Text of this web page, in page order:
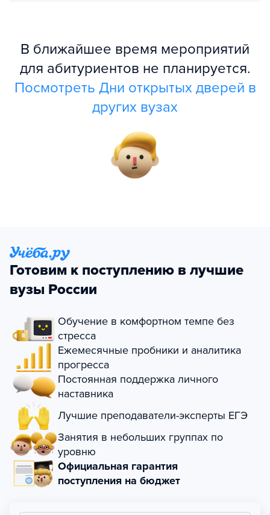
В ближайшее время мероприятий
для абитуриентов не планируется.
Посмотреть Дни открытых дверей в
других вузах
Готовим к поступлению в лучшие
вузы России
Обучение в комфортном темпе без
стресса
Ежемесячные пробники и аналитика
прогресса
Постоянная поддержка личного
наставника
Лучшие преподаватели-эксперты ЕГЭ
Занятия в небольших группах по
уровню
Официальная гарантия
поступления на бюджет